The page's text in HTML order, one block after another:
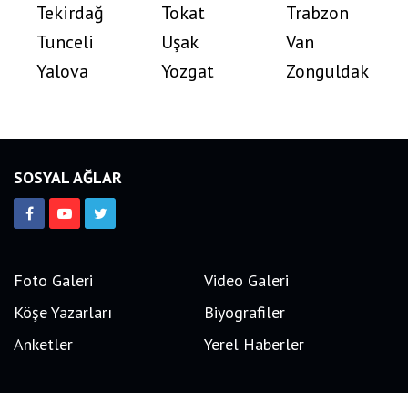
Tekirdağ
Tokat
Trabzon
Tunceli
Uşak
Van
Yalova
Yozgat Zonguldak
SOSYAL AĞLAR
Foto Galeri
Video Galeri
Köşe Yazarları
Biyografiler
Anketler
Yerel Haberler